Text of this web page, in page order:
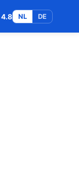
4.8 NL DE